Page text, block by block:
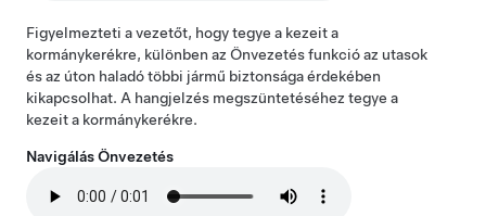
Figyelmezteti a vezetőt, hogy tegye a kezeit a
kormánykerékre, különben az Önvezetésfunkció az utasok
és az úton haladó többi jármű biztonsága érdekében
kikapcsolhat. A hangjelzés megszüntetéséhez tegye a
kezeit a kormánykerékre.
NavigálásÖnvezetés